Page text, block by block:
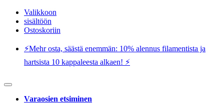
Valikkoon
sisältöön
Ostoskoriin
⚡️Mehr osta, säästä enemmän: 10% alennus filamentista ja
hartsista 10 kappaleesta alkaen! ⚡️
Varaosien etsiminen